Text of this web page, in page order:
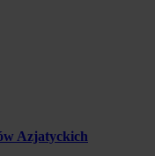
Azjatyckich